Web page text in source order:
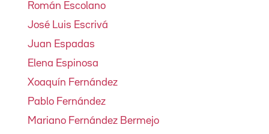
Román Escolano
José Luis Escrivá
Juan Espadas
Elena Espinosa
Xoaquín Fernández
Pablo Fernández
Mariano Fernández Bermejo